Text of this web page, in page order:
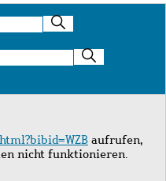
aufrufen,
nicht funktionieren.